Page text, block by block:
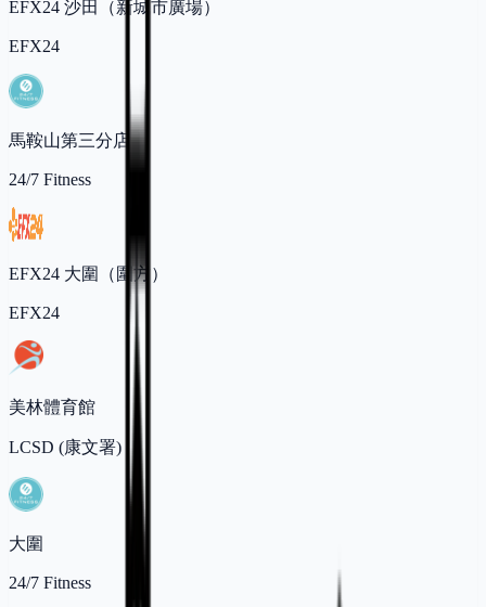
EFX24 沙田（新城市廣場）
EFX24
馬鞍山第三分店
24/7 Fitness
EFX24 大圍（圍方）
EFX24
美林體育館
LCSD (康文署)
大圍
24/7 Fitness